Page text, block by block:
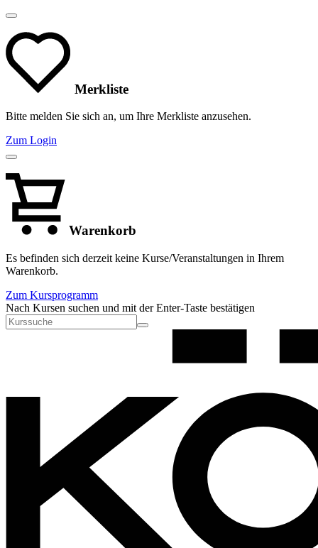
Merkliste
Bitte melden Sie sich an, um Ihre Merkliste anzusehen.
Zum Login
Warenkorb
Es befinden sich derzeit keine Kurse/Veranstaltungen in Ihrem
Warenkorb.
Zum Kursprogramm
Nach Kursen suchen und mit der Enter-Taste bestätigen